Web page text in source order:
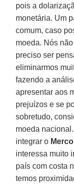
pois a
monetária. Um
comum, caso
moeda. Nós
preciso ser
eliminarmos
fazendo a
apresentar aos
prejuízos e se
sobretudo,
moeda
integrar o
interessa muito
país com costa
temos